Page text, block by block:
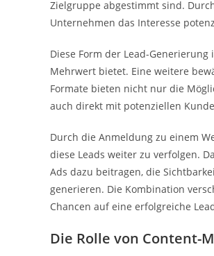
Zielgruppe abgestimmt sind.
Unternehmen das Interesse
Diese Form der Lead-
Mehrwert bietet. Eine weitere
Formate bieten nicht nur die
auch direkt mit potenziellen
Durch die Anmeldung zu einem
diese Leads weiter zu verfolgen.
Ads dazu beitragen, die
generieren. Die Kombination
Chancen auf eine erfolgreiche
Die Rolle von Content-